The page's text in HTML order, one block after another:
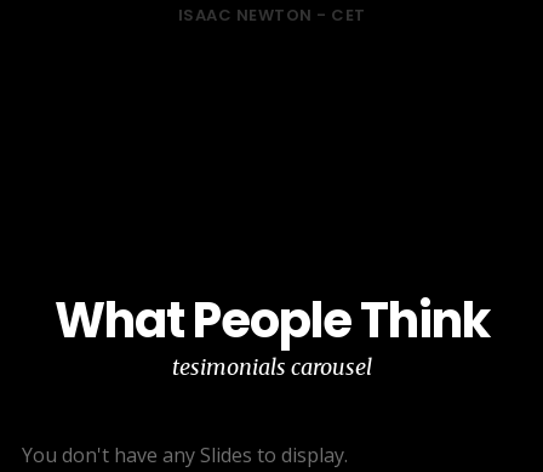
ISAAC NEWTON - CET
What People Think
tesimonials carousel
You don't have any Slides to display.